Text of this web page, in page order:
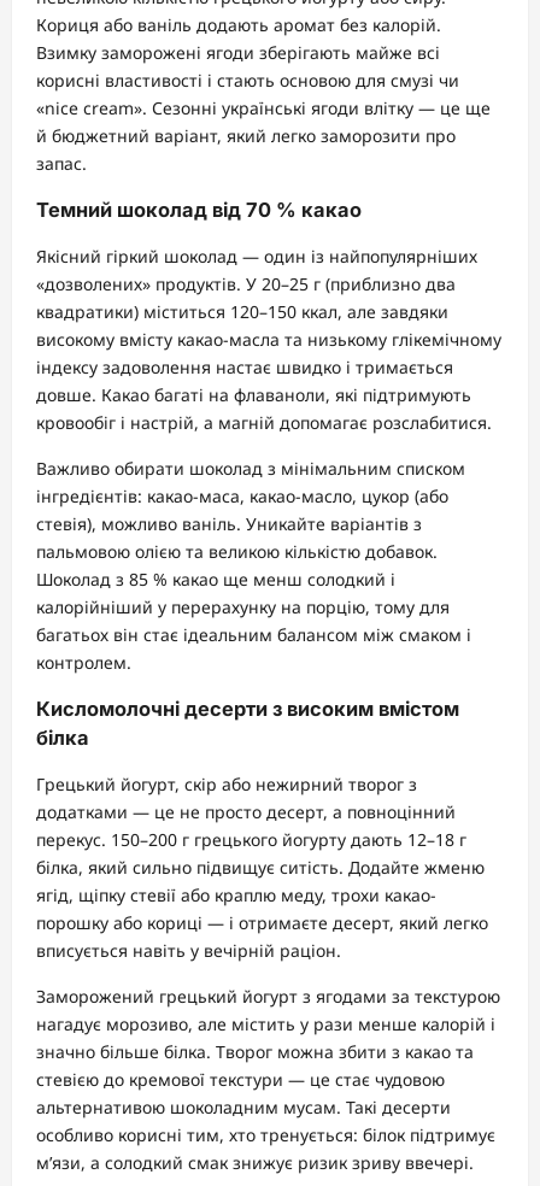
Кориця або ваніль додають аромат без калорій.
Взимку заморожені ягоди зберігають майже всі
корисні властивості і стають основою для смузі чи
«nice cream». Сезонні українські ягоди влітку — це ще
й бюджетний варіант, який легко заморозити про
запас.
Темний шоколад від 70 % какао
Якісний гіркий шоколад — один із найпопулярніших
«дозволених» продуктів. У 20–25 г (приблизно два
квадратики) міститься 120–150 ккал, але завдяки
високому вмісту какао-масла та низькому глікемічному
індексу задоволення настає швидко і тримається
довше. Какао багаті на флаваноли, які підтримують
кровообіг і настрій, а магній допомагає розслабитися.
Важливо обирати шоколад з мінімальним списком
інгредієнтів: какао-маса, какао-масло, цукор (або
стевія), можливо ваніль. Уникайте варіантів з
пальмовою олією та великою кількістю добавок.
Шоколад з 85 % какао ще менш солодкий і
калорійніший у перерахунку на порцію, тому для
багатьох він стає ідеальним балансом між смаком і
контролем.
Кисломолочні десерти з високим вмістом
білка
Грецький йогурт, скір або нежирний творог з
додатками — це не просто десерт, а повноцінний
перекус. 150–200 г грецького йогурту дають 12–18 г
білка, який сильно підвищує ситість. Додайте жменю
ягід, щіпку стевії або краплю меду, трохи какао-
порошку або кориці — і отримаєте десерт, який легко
вписується навіть у вечірній раціон.
Заморожений грецький йогурт з ягодами за текстурою
нагадує морозиво, але містить у рази менше калорій і
значно більше білка. Творог можна збити з какао та
стевією до кремової текстури — це стає чудовою
альтернативою шоколадним мусам. Такі десерти
особливо корисні тим, хто тренується: білок підтримує
м’язи, а солодкий смак знижує ризик зриву ввечері.